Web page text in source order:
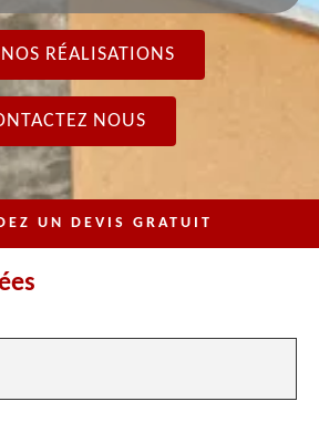
RÉALISATIONS
NOUS
UN DEVIS GRATUIT